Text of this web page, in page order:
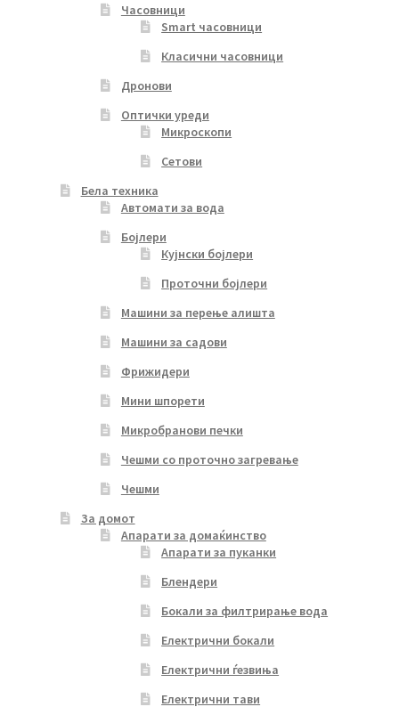
Часовници
Smart часовници
Класични часовници
Дронови
Оптички уреди
Микроскопи
Сетови
Бела техника
Автомати за вода
Бојлери
Кујнски бојлери
Проточни бојлери
Машини за перење алишта
Машини за садови
Фрижидери
Мини шпорети
Микробранови печки
Чешми со проточно загревање
Чешми
За домот
Апарати за домаќинство
Апарати за пуканки
Блендери
Бокали за филтрирање вода
Електрични бокали
Електрични ѓезвиња
Електрични тави